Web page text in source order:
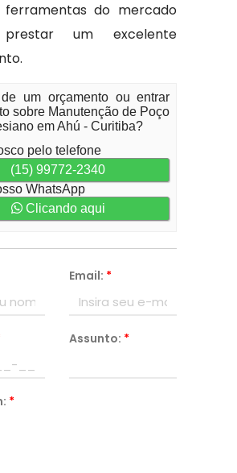
ferramentas do mercado
prestar um excelente
um orçamento ou entrar
sobre Manutenção de Poço
em Ahú - Curitiba?
pelo telefone
(15) 99772-2340
WhatsApp
Clicando aqui
Email: *
Assunto: *
*